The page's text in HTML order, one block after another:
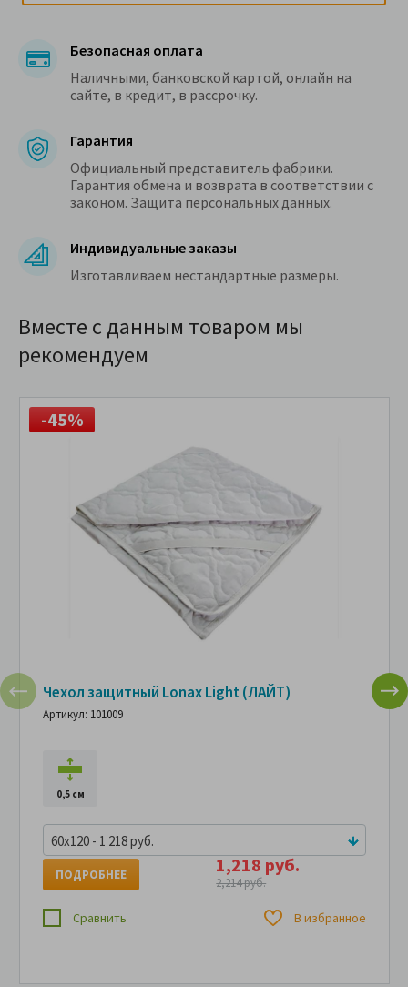
Безопасная оплата
Наличными, банковской картой, онлайн на
сайте, в кредит, в рассрочку.
Гарантия
Официальный представитель фабрики.
Гарантия обмена и возврата в соответствии с
законом. Защита персональных данных.
Индивидуальные заказы
Изготавливаем нестандартные размеры.
Вместе с данным товаром мы
рекомендуем
-45%
Чехол защитный Lonax Light (ЛАЙТ)
Артикул: 101009
0,5 см
60x120 - 1 218 руб.
1,218 руб.
2,214 руб.
ПОДРОБНЕЕ
Сравнить В избранное